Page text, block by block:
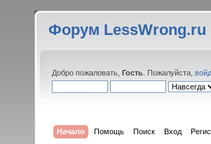
Форум LessWrong.ru
Добро пожаловать, Гость . Пожалуйста,
Начало Помощь Поиск Вход